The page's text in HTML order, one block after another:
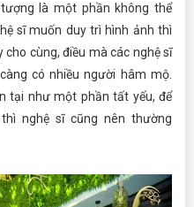
là một phần không thể
sĩ muốn duy trì hình ảnh thì
cùng, điều mà các nghệ sĩ
có nhiều người hâm mộ.
tại như một phần tất yếu, để
nghệ sĩ cũng nên thường